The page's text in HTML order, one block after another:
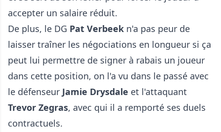
accepter un salaire réduit.
De plus, le DG Pat Verbeek n'a pas peur de
laisser traîner les négociations en longueur si ça
peut lui permettre de signer à rabais un joueur
dans cette position, on l'a vu dans le passé avec
le défenseur Jamie Drysdale et l'attaquant
Trevor Zegras, avec qui il a remporté ses duels
contractuels.